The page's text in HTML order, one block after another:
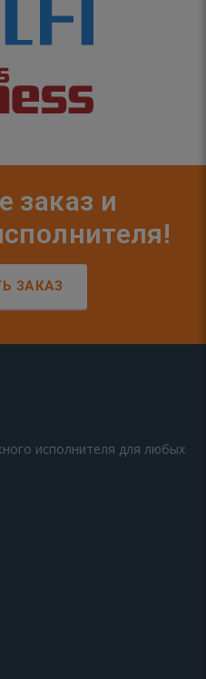
заказ и
ЗАКАЗ
исполнителя для любых